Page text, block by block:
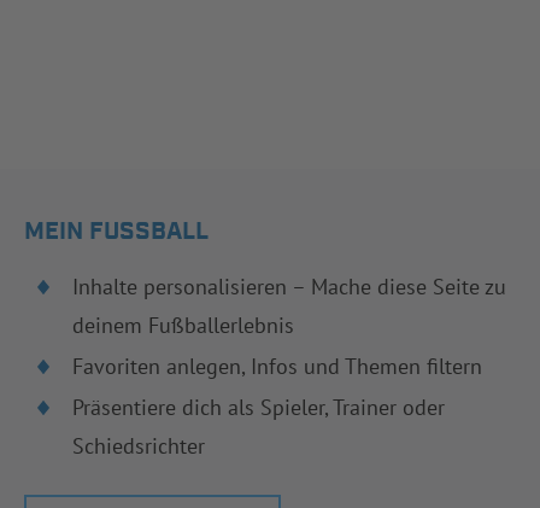
MEIN FUSSBALL
Inhalte personalisieren – Mache diese Seite zu
deinem Fußballerlebnis
Favoriten anlegen, Infos und Themen filtern
Präsentiere dich als Spieler, Trainer oder
Schiedsrichter